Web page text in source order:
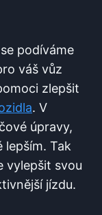
podíváme
váš vůz
zlepšit
. V
úpravy,
lepším. Tak
vylepšit svou
jízdu.